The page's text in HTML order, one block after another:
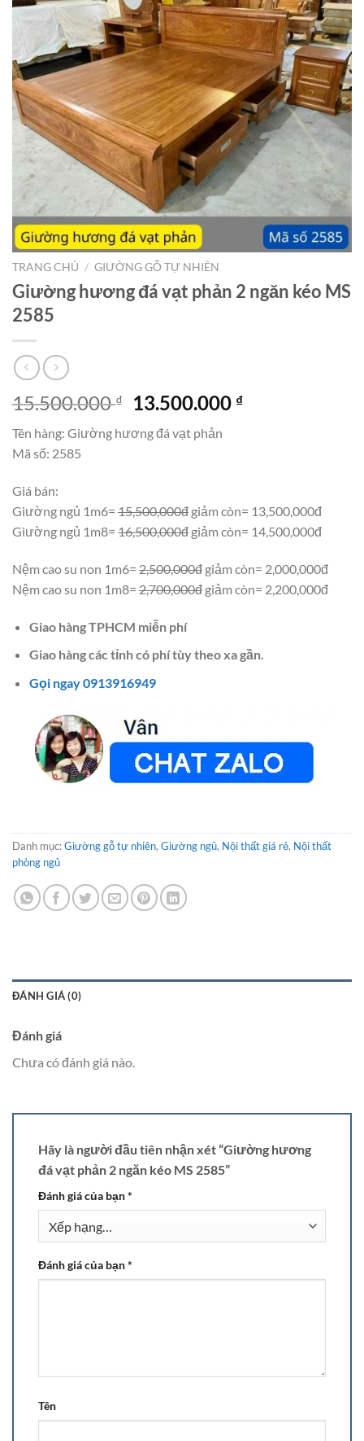
TRANG CHỦ / GIƯỜNG GỖ TỰ NHIÊN
Giường hương đá vạt phản 2 ngăn kéo MS
2585
15.500.000₫
Giá
là:
13.500.000 ₫Giá
Tên hàng: Giường hương đá vạt phản
Mã số: 2585
Giá bán:
Giường ngủ 1m6= 15,500,000đ giảm còn= 13,500,000đ
Giường ngủ 1m8= 16,500,000đ giảm còn= 14,500,000đ
Nệm cao su non 1m6= 2,500,000đ giảm còn= 2,000,000đ
Nệm cao su non 1m8= 2,700,000đ giảm còn= 2,200,000đ
Giao hàng TPHCM miễn phí
Giao hàng các tỉnh có phí tùy theo xa gần.
Gọi ngay 0913916949
Danh mục:Giường gỗ tự nhiên, Giường ngủ, Nội thất giá rẻ, Nội thất
phòng ngủ
ĐÁNH GIÁ (0)
Đánh giá
Chưa có đánh giá nào.
Hãy là người đầu tiên nhận xét “Giường hương
đá vạt phản 2 ngăn kéo MS 2585”
Đánh giá của bạn*
Đánh giá của bạn*
Tên